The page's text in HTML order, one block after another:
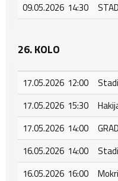
09.05.2026 14:30
26. KOLO
17.05.2026 12:00
17.05.2026 15:30
17.05.2026 14:00
16.05.2026 14:00
16.05.2026 16:00